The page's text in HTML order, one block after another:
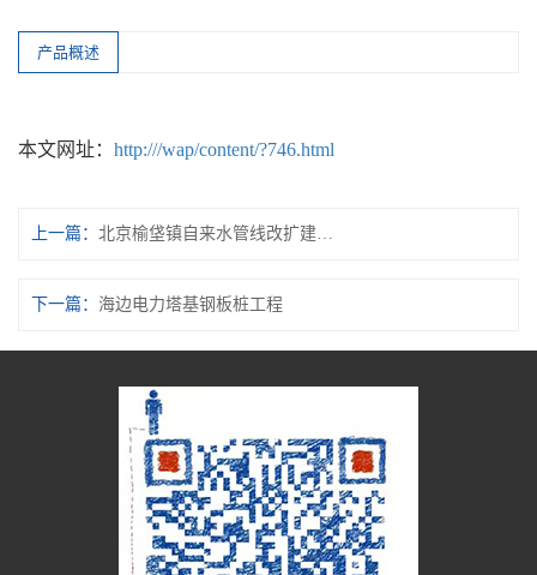
产品概述
本文网址： http:///wap/content/?746.html
上一篇： 北京榆垡镇自来水管线改扩建项目
下一篇： 海边电力塔基钢板桩工程